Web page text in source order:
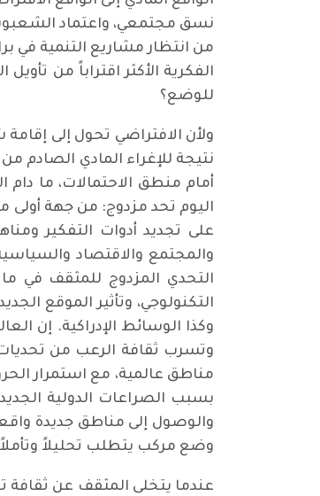
نسق مجتمعي، واعتماد
من انتظار مشاريع التنمية في
الفكرية الأكثر اقتراباً من
للوضع؟
ولأن الافتراضي تحول إلى
نتيجة للإغراء المادي الصادم
أمام منطق الاحتمالات، ما دام
اليوم تحد مزدوج: من جهة أولى
على تجديد أدوات التفكير
والمجتمع والاقتصاد
التحدي المزدوج للمثقف في
التكنولوجي، وتأثير الموقع
وكذا الوسائط الإدراكية. إن
وتسرب ثقافة الرعب من تحديات
مناطق عالمية، مع استمرار
بسبب الصراعات الدولية
والوصول إلى مناطق جديدة
وضع مركب يتطلب تحليلاً وتأملاً
عندما يتخلى المثقف عن ثقافة